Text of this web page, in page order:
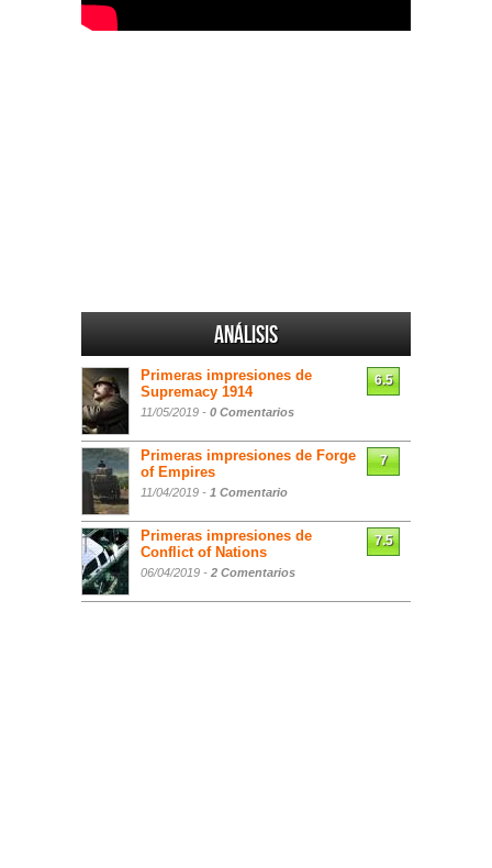
Análisis
Primeras impresiones de
Supremacy 1914
11/05/2019 - 0 Comentarios
6.5
Primeras impresiones de Forge
of Empires
11/04/2019 - 1 Comentario
7
Primeras impresiones de
Conflict of Nations
06/04/2019 - 2 Comentarios
7.5